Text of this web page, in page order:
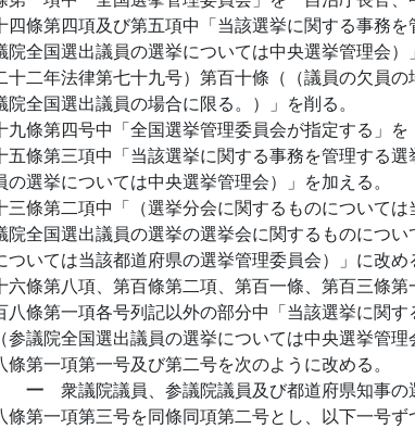
四條第四項及び第五項中「当該選挙に関する事務
院全国選出議員の選挙については中央選挙管理会
十二年法律第七十九号）第百十條（（議員の欠員
院全国選出議員の場合に限る。）」を削る。
九條第四号中「全国選挙管理委員会が指定する」を
五條第三項中「当該選挙に関する事務を管理する
の選挙については中央選挙管理会）」を加える。
三條第二項中「（選挙分会に関するものについて
院全国選出議員の選挙の選挙会に関するものにつ
ついては当該都道府県の選挙管理委員会）」に改め
六條第八項、第百條第二項、第百一條、第百三條
八條第一項各号列記以外の部分中「当該選挙に関
参議院全国選出議員の選挙については中央選挙管理
條第一項第一号及び第二号を次のように改める。
一 衆議院議員、参議院議員及び都道府県知事
條第一項第三号を同條同項第二号とし、以下一号